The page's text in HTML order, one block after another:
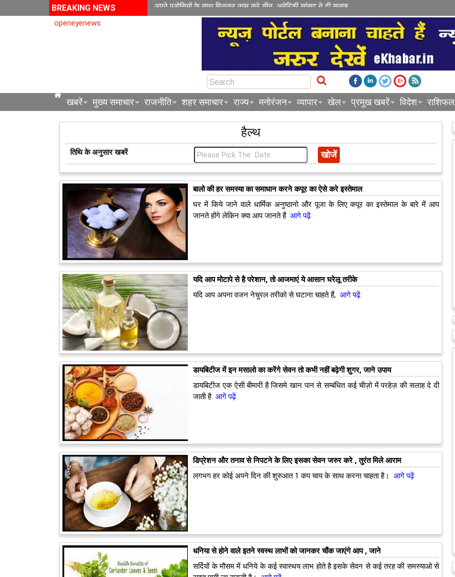
BREAKING NEWS
अपने पड़ोसियों के साथ मिलकर काम करे चीन, अमेरिकी सांसद ने दी सलाह
openeyenews
खबरें मुख्य समाचार राजनीति शहर समाचार राज्य मनोरंजन व्यापार खेल प्रमुख खबरें विदेश राशिफल
हैल्थ
तिथि के अनुसार खबरें
बालो की हर समस्या का समाधान करने कपूर का ऐसे करे इस्तेमाल
घर में किये जाने वाले धार्मिक अनुष्ठानो और पूजा के लिए कपूर का इस्तेमाल के बारे में आप
जानते होंगे लेकिन क्या आप जानते हैंआगे पढ़ें
यदि आप मोटापे से है परेशान, तो आजमाएं ये आसान घरेलू तरीके
यदि आप अपना वजन नेचुरल तरीको से घटाना चाहते हैं, आगे पढ़ें
डायबिटीज में इन मसालो का करेंगे सेवन तो कभी नहीं बढ़ेगी शुगर, जाने उपाय
डायबिटीज एक ऐसी बीमारी है जिसमे खान पान से सम्बंधित कई चीज़ो में परहेज़ की सलाह दे दी
जाती हैआगे पढ़ें
डिप्रेशन और तनाव से निपटने के लिए इसका सेवन जरुर करे , तुरंत मिले आराम
लगभग हर कोई अपने दिन की शुरुआत 1 कप चाय के साथ करना चाहता है।
आगे पढ़ें
धनिया से होने वाले इतने स्वस्थ लाभों को जानकर चौंक जाएंगे आप , जाने
सर्दियों के मौसम में धनिये के कई स्वास्थय लाभ होते है इसके सेवन से कई तरह की समस्याओ से